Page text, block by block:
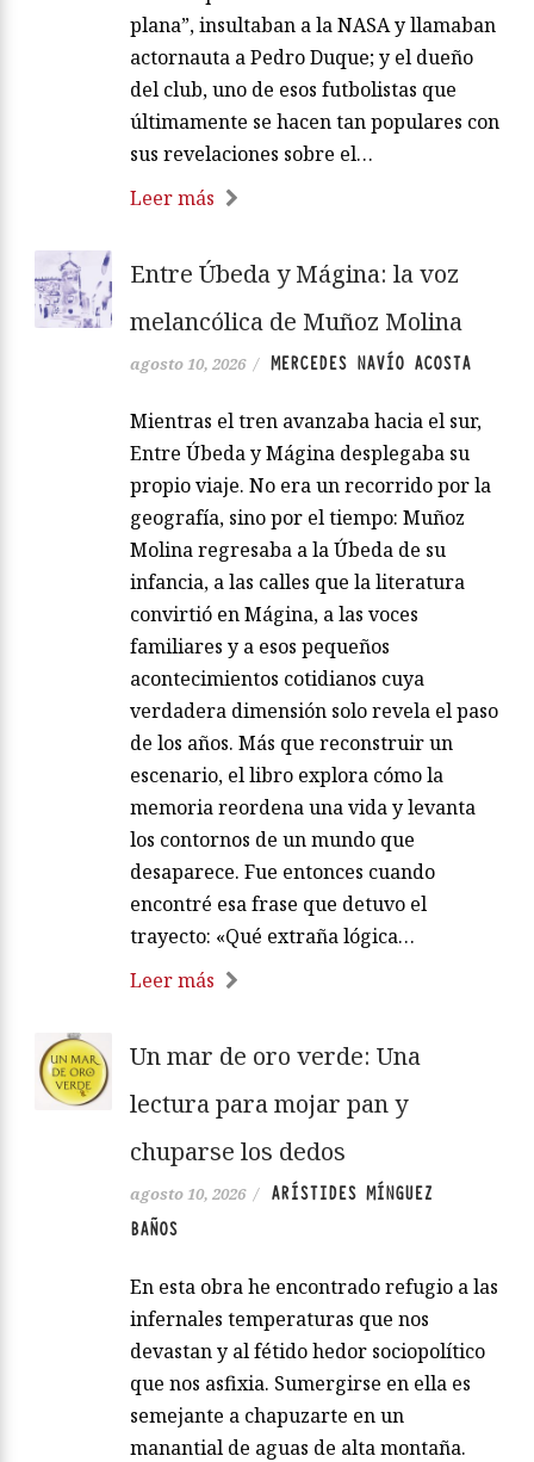
plana”, insultaban a la NASA y llamaban
actornauta a Pedro Duque; y el dueño
del club, uno de esos futbolistas que
últimamente se hacen tan populares con
sus revelaciones sobre el…
Leer más
Entre Úbeda y Mágina: la voz
melancólica de Muñoz Molina
agosto 10, 2026 / MERCEDES NAVÍO ACOSTA
Mientras el tren avanzaba hacia el sur,
Entre Úbeda y Mágina desplegaba su
propio viaje. No era un recorrido por la
geografía, sino por el tiempo: Muñoz
Molina regresaba a la Úbeda de su
infancia, a las calles que la literatura
convirtió en Mágina, a las voces
familiares y a esos pequeños
acontecimientos cotidianos cuya
verdadera dimensión solo revela el paso
de los años. Más que reconstruir un
escenario, el libro explora cómo la
memoria reordena una vida y levanta
los contornos de un mundo que
desaparece. Fue entonces cuando
encontré esa frase que detuvo el
trayecto: «Qué extraña lógica…
Leer más
Un mar de oro verde: Una
lectura para mojar pan y
chuparse los dedos
agosto 10, 2026 /
ARÍSTIDES MÍNGUEZ
BAÑOS
En esta obra he encontrado refugio a las
infernales temperaturas que nos
devastan y al fétido hedor sociopolítico
que nos asfixia. Sumergirse en ella es
semejante a chapuzarte en un
manantial de aguas de alta montaña.